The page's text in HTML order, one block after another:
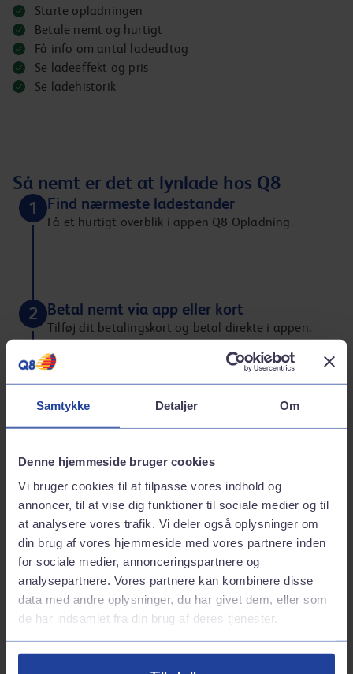
Samtykke Detaljer Om
Denne hjemmeside bruger cookies
Vi bruger cookies til at tilpasse vores indhold og
annoncer, til at vise dig funktioner til sociale medier og til
at analysere vores trafik. Vi deler også oplysninger om
din brug af vores hjemmeside med vores partnere inden
for sociale medier, annonceringspartnere og
analysepartnere. Vores partnere kan kombinere disse
data med andre oplysninger, du har givet dem, eller som
de har indsamlet fra din brug af deres tjenester.
Starte opladningen
Betale nemt og hurtigt
Få info om antal ladeudtag
Se ladeeffekt og pris
Se ladehistorik
Så nemt er det at lynlade hos Q8
1 Find nærmeste ladestander
Få et hurtigt overblik i appen Q8 Opladning.
2 Betal nemt via app eller kort
Tilføj dit betalingskort og betal direkte i appen.
Tag et velfortjent hvil
Lad selv op med varm kaffe og god mad fra
Nyd ladepausen hos Q8
Vi har et bredt udvalg af mad og drikkevarer, som du kan
ladepausen.